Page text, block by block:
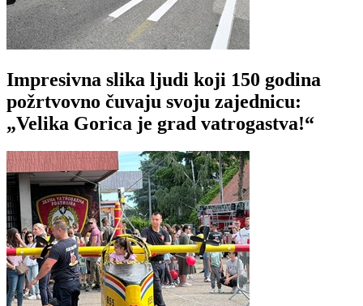
Impresivna slika ljudi koji 150 godina
požrtvovno čuvaju svoju zajednicu:
„Velika Gorica je grad vatrogastva!“